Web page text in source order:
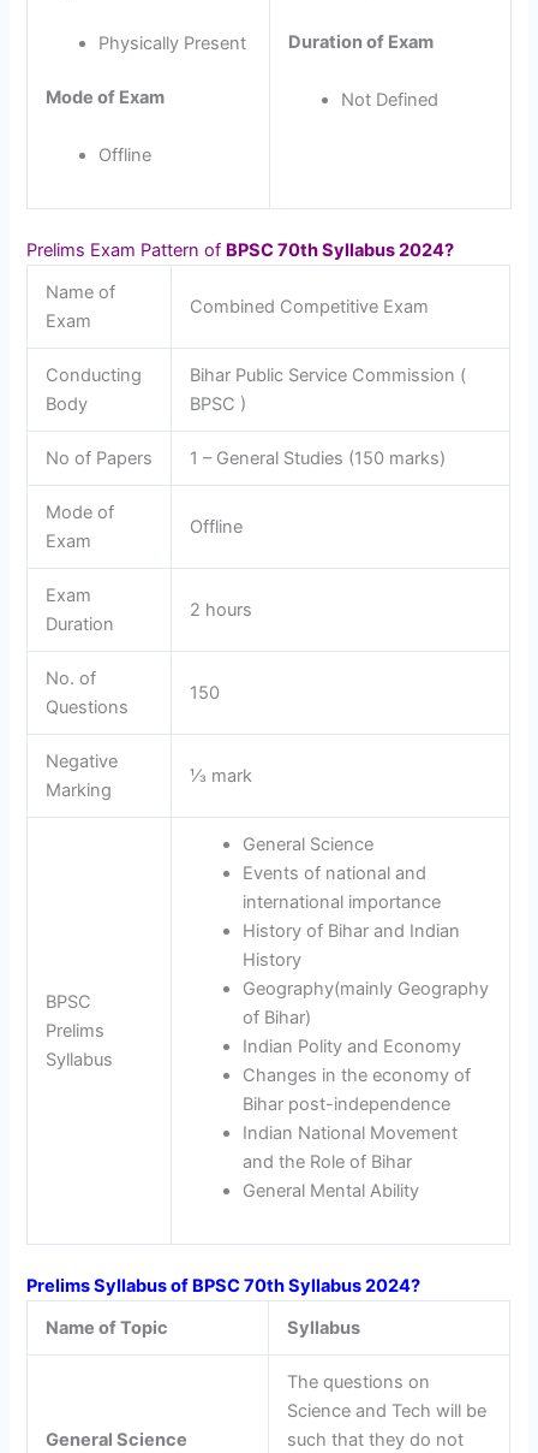
Physically Present
Mode of Exam
Offline
Duration of Exam
Not Defined
Prelims Exam Pattern of BPSC 70th Syllabus 2024?
Name of
Exam
Combined Competitive Exam
Conducting
Body
Bihar Public Service Commission (
BPSC )
No of Papers 1 – General Studies (150 marks)
Mode of
Exam
Offline
Exam
Duration
2 hours
No. of
Questions
150
Negative
Marking
⅓ mark
BPSC
Prelims
Syllabus
General Science
Events of national and
international importance
History of Bihar and Indian
History
Geography(mainly Geography
of Bihar)
Indian Polity and Economy
Changes in the economy of
Bihar post-independence
Indian National Movement
and the Role of Bihar
General Mental Ability
Prelims Syllabus of BPSC 70th Syllabus 2024?
Name of Topic
Syllabus
General Science
The questions on
Science and Tech will be
such that they do not